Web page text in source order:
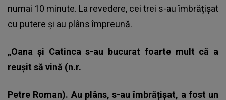
numai 10 minute. La revedere, cei trei s-au îmbrățișat
cu putere și au plâns împreună.
„Oana și Catinca s-au bucurat foarte mult că a
reușit să vină (n.r.
Petre Roman). Au plâns, s-au îmbrățișat, a fost un